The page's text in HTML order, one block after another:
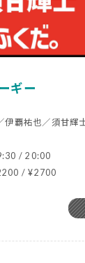
ギー
覇祐也／須甘輝
/ 20:00
/ ¥2700